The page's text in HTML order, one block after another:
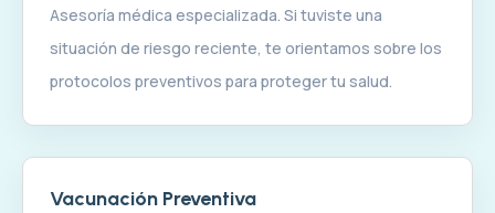
Asesoría médica especializada. Si tuviste una
situación de riesgo reciente, te orientamos sobre los
protocolos preventivos para proteger tu salud.
Vacunación Preventiva